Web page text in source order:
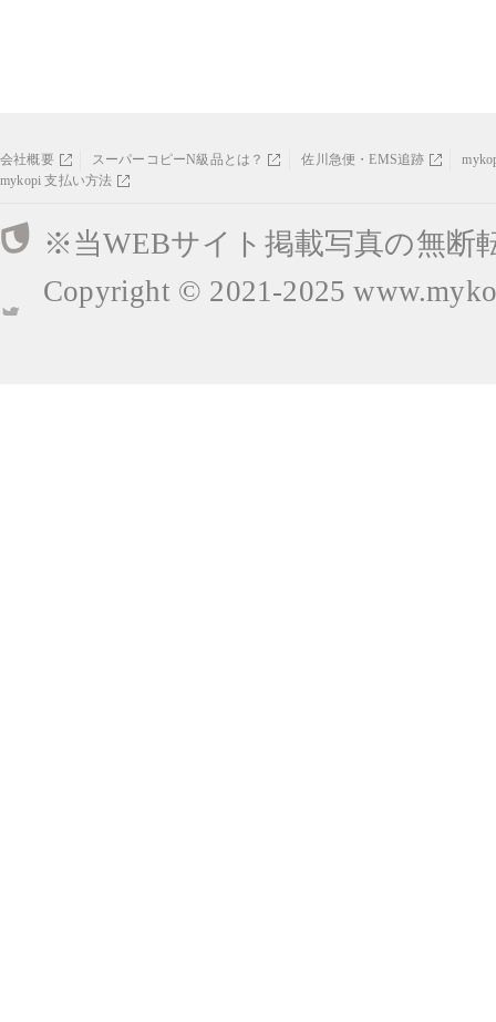
会社概要 スーパーコピーN級品とは？ 佐川急便・EMS追跡
mykopi 支払い方法
※当WEBサイト掲載写真の無断
Copyright © 2021-2025